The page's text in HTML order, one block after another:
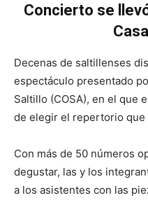
Concierto se
Decenas de saltillenses
espectáculo presentado
Saltillo (COSA), en el que
de elegir el repertorio
Con más de 50 números
degustar, las y los
a los asistentes con las